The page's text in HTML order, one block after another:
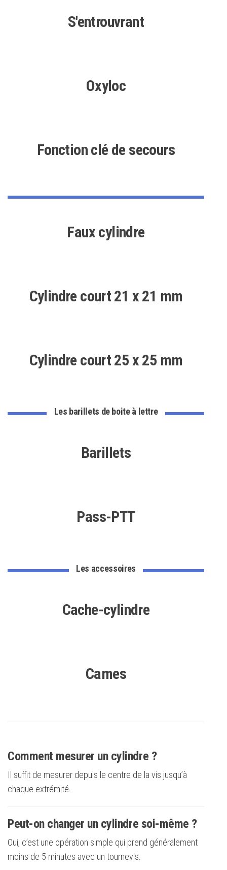
S'entrouvrant
Oxyloc
Fonction clé de secours
Faux cylindre
Cylindre court 21 x 21 mm
Cylindre court 25 x 25 mm
Les barillets de boite à lettre
Barillets
Pass-PTT
Les accessoires
Cache-cylindre
Cames
Comment mesurer un cylindre ?
Il suffit de mesurer depuis le centre de la vis jusqu’à
chaque extrémité.
Peut-on changer un cylindre soi-même ?
Oui, c’est une opération simple qui prend généralement
moins de 5 minutes avec un tournevis.